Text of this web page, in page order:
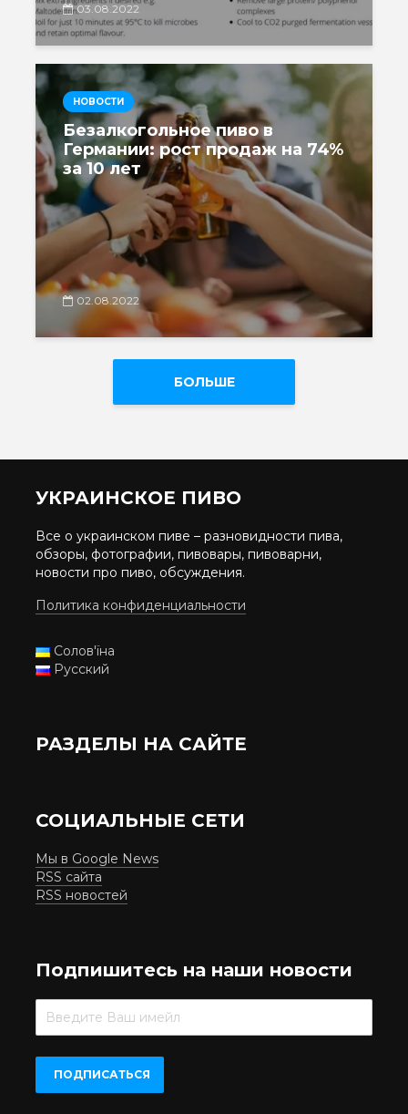
03.08.2022
НОВОСТИ
Безалкогольное пиво в
Германии: рост продаж на 74%
за 10 лет
02.08.2022
БОЛЬШЕ
УКРАИНСКОЕ ПИВО
Все о украинском пиве – разновидности пива,
обзоры, фотографии, пивовары, пивоварни,
новости про пиво, обсуждения.
Политика конфиденциальности
Солов'їна
Русский
РАЗДЕЛЫ НА САЙТЕ
СОЦИАЛЬНЫЕ СЕТИ
Мы в Google News
RSS сайта
RSS новостей
Подпишитесь на наши новости